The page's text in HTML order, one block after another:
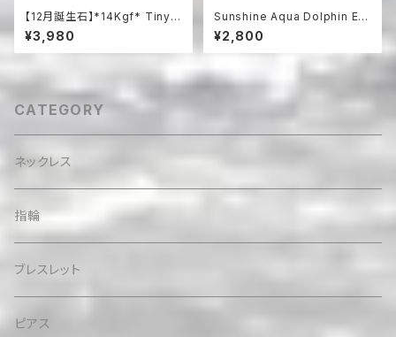
【12月誕生石】*14Kgf* Tiny L
apislazuli Bracelet
¥3,980
Sunshine Aqua Dolphin Ear
rings（蝶バネクリップタイプ）
¥2,800
CATEGORY
ネックレス
指輪
ブレスレット
ピアス